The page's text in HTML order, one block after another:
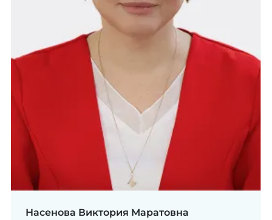
Насенова Виктория Маратовна